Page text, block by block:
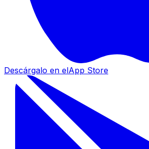
Descárgalo en elApp Store